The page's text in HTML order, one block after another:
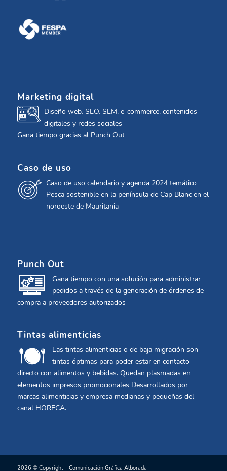
Marketing digital
Diseño web, SEO, SEM, e-commerce, contenidos
digitales y redes sociales
Gana tiempo gracias al Punch Out
Caso de uso
Caso de uso calendario y agenda 2024 temático
Pesca sostenible en la península de Cap Blanc en el
noroeste de Mauritania
Punch Out
Gana tiempo con una solución para administrar
pedidos a través de la generación de órdenes de
compra a proveedores autorizados
Tintas alimenticias
Las tintas alimenticias o de baja migración son
tintas óptimas para poder estar en contacto
directo con alimentos y bebidas. Quedan plasmadas en
elementos impresos promocionales Desarrollados por
marcas alimenticias y empresa medianas y pequeñas del
canal HORECA.
2026 © Copyright - Comunicación Gráfica Alborada